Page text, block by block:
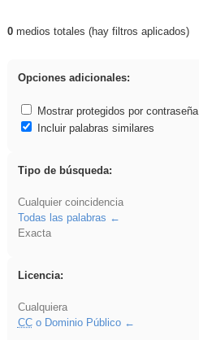
Resultados de: griega
0medios totales (hay filtros aplicados)
Opciones adicionales:
Mostrar protegidos por contraseña
Incluir palabras similares
Tipo de búsqueda:
Cualquier coincidencia
Todas las palabras
Exacta
Licencia:
Cualquiera
CCo Dominio Público